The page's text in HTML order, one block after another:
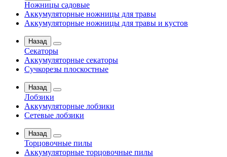
Ножницы садовые
Аккумуляторные ножницы для травы
Аккумуляторные ножницы для травы и кустов
Назад
Секаторы
Аккумуляторные секаторы
Сучкорезы плоскостные
Назад
Лобзики
Аккумуляторные лобзики
Сетевые лобзики
Назад
Торцовочные пилы
Аккумуляторные торцовочные пилы